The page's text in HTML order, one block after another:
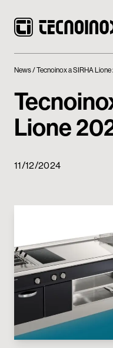
Prodotti
Mondo Tecnoinox
Contatti
My Tecnoinox
News Tecnoinox a SIRHA
Lione
11/12/2024